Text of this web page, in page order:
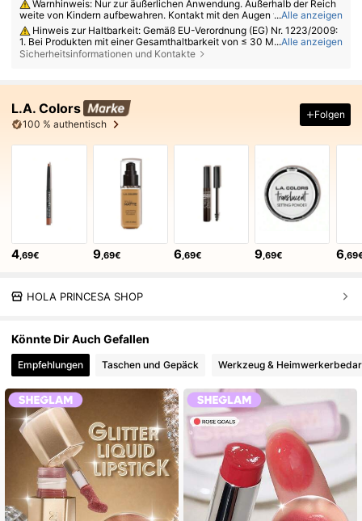
Warnhinweis: Nur zur äußerlichen Anwendung. Außerhalb der Reich
weite von Kindern aufbewahren. Kontakt mit den Augen vermeiden. Nic
ht auf verletzter oder gereizter Haut anwenden. Bei Hautreizungen die
Anwendung abbrechen.
...Alle anzeigen
Hinweis zur Haltbarkeit: Gemäß EU-Verordnung (EG) Nr. 1223/2009:
1. Bei Produkten mit einer Gesamthaltbarkeit von ≤ 30 Monaten: Das Ve
rfallsdatum wird auf der Verpackung durch ein Sanduhrsymbol ⌛ + Datu
altbarkeit von > 30 Monaten: Die Kennzeichnung erfolgt mit einem Sym
bol für ein offenes Glas + M, wobei M für Monate steht. Hinweis: Produk
te in Einwegverpackungen, nicht zu öffnende Waren und andere spezifi
zierte Artikel sind von der Kennzeichnungspflicht ausgenommen. Bitte
beachten Sie ausschließlich die Kennzeichnung auf der Produktverpac
kung; verwenden Sie das Produkt nicht mehr, wenn Anzeichen von Ver
...Alle anzeigen
Sicherheitsinformationen und Kontakte
L.A. Colors
100 % authentisch
Folgen
4,69€ 9,69€ 6,69€ 9,69€ 6
HOLA PRINCESA SHOP
Könnte Dir Auch Gefallen
Empfehlungen Taschen und Gepäck Werkzeug &